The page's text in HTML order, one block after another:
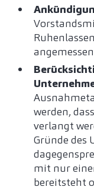
werden,
verlangt
Gründe des
mit nur
bereitsteht